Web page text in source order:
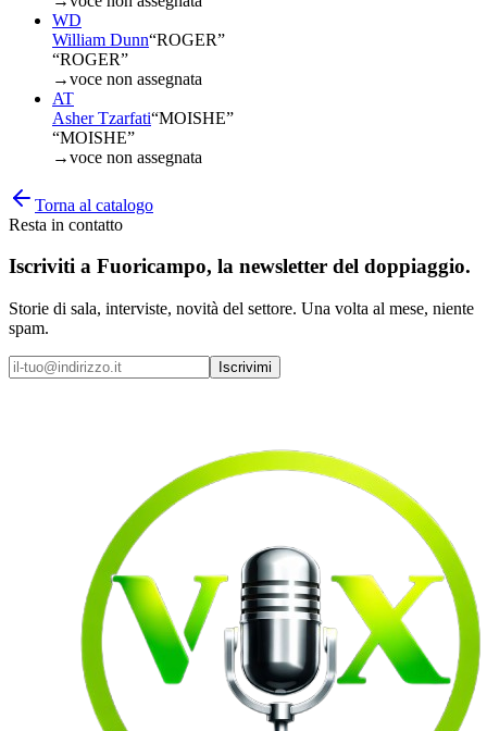
WD
William Dunn“ROGER”
“ROGER”
→voce non assegnata
AT
Asher Tzarfati“MOISHE”
“MOISHE”
→voce non assegnata
Torna al catalogo
Resta in contatto
Iscriviti a Fuoricampo, la newsletter del doppiaggio.
Storie di sala, interviste, novità del settore. Una volta al mese, niente
spam.
Iscrivimi